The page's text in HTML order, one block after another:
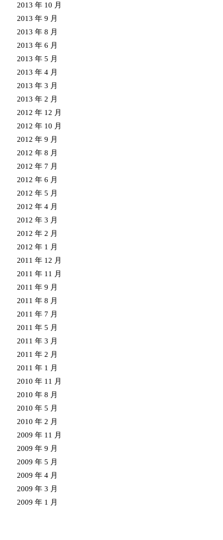
2013 年 10 月
2013 年 9 月
2013 年 8 月
2013 年 6 月
2013 年 5 月
2013 年 4 月
2013 年 3 月
2013 年 2 月
2012 年 12 月
2012 年 10 月
2012 年 9 月
2012 年 8 月
2012 年 7 月
2012 年 6 月
2012 年 5 月
2012 年 4 月
2012 年 3 月
2012 年 2 月
2012 年 1 月
2011 年 12 月
2011 年 11 月
2011 年 9 月
2011 年 8 月
2011 年 7 月
2011 年 5 月
2011 年 3 月
2011 年 2 月
2011 年 1 月
2010 年 11 月
2010 年 8 月
2010 年 5 月
2010 年 2 月
2009 年 11 月
2009 年 9 月
2009 年 5 月
2009 年 4 月
2009 年 3 月
2009 年 1 月